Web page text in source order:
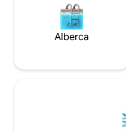
Alberca